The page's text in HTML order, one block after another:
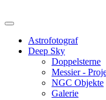
Astrofotograf
Deep Sky
Doppelsterne
Messier -
NGC Objekte
Galerie